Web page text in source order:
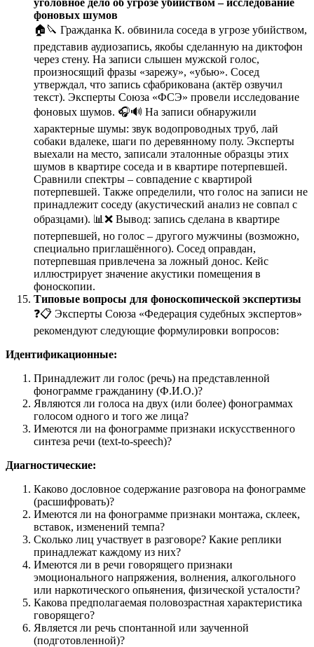
фоновых шумов
🏠🔪 Гражданка К. обвинила соседа в угрозе убийством,
представив аудиозапись, якобы сделанную на диктофон
через стену. На записи слышен мужской голос,
произносящий фразы «зарежу», «убью». Сосед
утверждал, что запись сфабрикована (актёр озвучил
текст). Эксперты Союза «ФСЭ» провели исследование
фоновых шумов. 🎧🔊 На записи обнаружили
характерные шумы: звук водопроводных труб, лай
собаки вдалеке, шаги по деревянному полу. Эксперты
выехали на место, записали эталонные образцы этих
шумов в квартире соседа и в квартире потерпевшей.
Сравнили спектры – совпадение с квартирой
потерпевшей. Также определили, что голос на записи не
принадлежит соседу (акустический анализ не совпал с
образцами). 📊❌ Вывод: запись сделана в квартире
потерпевшей, но голос – другого мужчины (возможно,
специально приглашённого). Сосед оправдан,
потерпевшая привлечена за ложный донос. Кейс
иллюстрирует значение акустики помещения в
фоноскопии.
Типовые вопросы для фоноскопической экспертизы
❓📋 Эксперты Союза «Федерация судебных экспертов»
рекомендуют следующие формулировки вопросов:
Идентификационные:
Принадлежит ли голос (речь) на представленной
фонограмме гражданину (Ф.И.О.)?
Являются ли голоса на двух (или более) фонограммах
голосом одного и того же лица?
Имеются ли на фонограмме признаки искусственного
синтеза речи (text-to-speech)?
Диагностические:
Каково дословное содержание разговора на фонограмме
(расшифровать)?
Имеются ли на фонограмме признаки монтажа, склеек,
вставок, изменений темпа?
Сколько лиц участвует в разговоре? Какие реплики
принадлежат каждому из них?
Имеются ли в речи говорящего признаки
эмоционального напряжения, волнения, алкогольного
или наркотического опьянения, физической усталости?
Какова предполагаемая половозрастная характеристика
говорящего?
Является ли речь спонтанной или заученной
(подготовленной)?